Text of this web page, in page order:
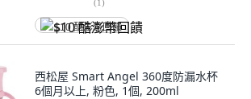
(1)
$10 酷澎幣回饋
西松屋 Smart Angel 360度防漏水杯
6個月以上, 粉色, 1個, 200ml